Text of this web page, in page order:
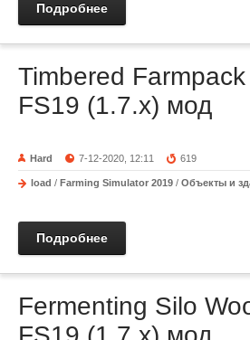
Подробнее
Timbered
FS19 (1.7.x) мод
Hard 7-12-2020, 12:11 619
load / Farming Simulator 2019 / Объекты и
Подробнее
Fermenting Silo